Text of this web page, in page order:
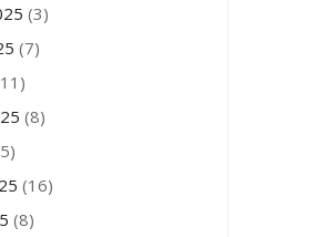
(3)
(7)
(8)
(16)
(8)